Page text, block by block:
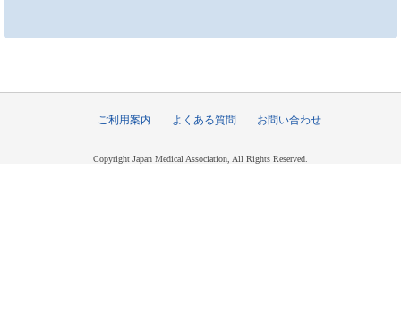
ご利用案内 よくある質問 お問い合わせ
Copyright Japan Medical Association, All Rights Reserved.